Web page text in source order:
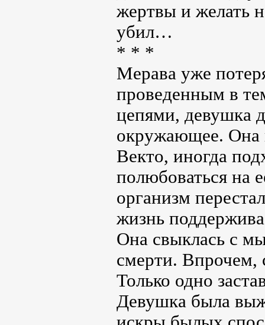
жертвы и желать
убил…
* * *
Мерава уже
проведенным в
цепями, девушка
окружающее. Она
Векто, иногда
полюбоваться на
организм
жизнь
Она свыклась с
смерти. Впрочем,
Только одно
Девушка была